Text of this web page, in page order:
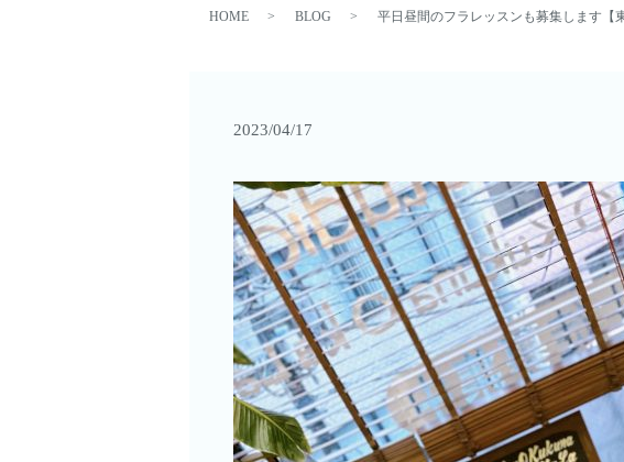
HOME BLOG 平日昼間のフラレッスンも募集します【
2023/04/17